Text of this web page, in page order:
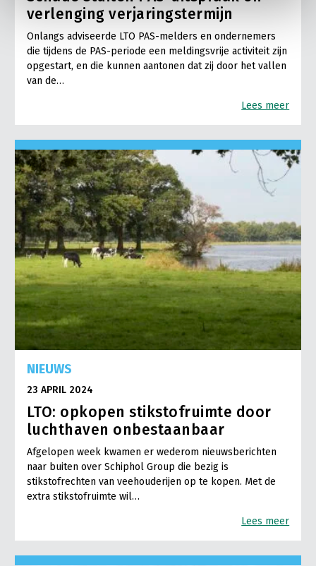
verlenging verjaringstermijn
Onlangs adviseerde LTO PAS-melders en ondernemers
die tijdens de PAS-periode een meldingsvrije activiteit zijn
opgestart, en die kunnen aantonen dat zij door het vallen
van de…
Lees meer
NIEUWS
23 APRIL 2024
LTO: opkopen stikstofruimte door
luchthaven onbestaanbaar
Afgelopen week kwamen er wederom nieuwsberichten
naar buiten over Schiphol Group die bezig is
stikstofrechten van veehouderijen op te kopen. Met de
extra stikstofruimte wil…
Lees meer